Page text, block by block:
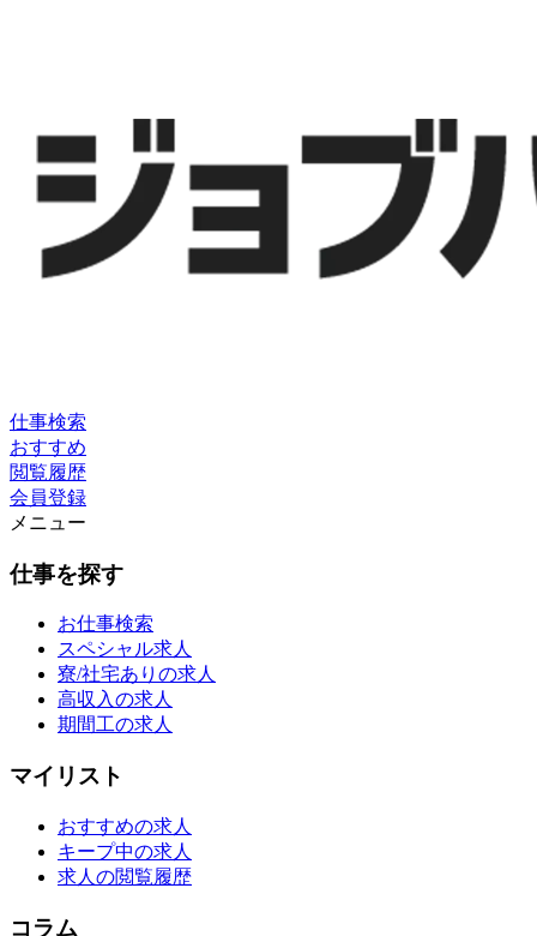
仕事検索
おすすめ
閲覧履歴
会員登録
メニュー
仕事を探す
お仕事検索
スペシャル求人
寮/社宅ありの求人
高収入の求人
期間工の求人
マイリスト
おすすめの求人
キープ中の求人
求人の閲覧履歴
コラム